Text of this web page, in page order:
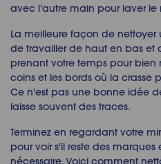
avec l'autre main pour laver le
La meilleure façon de
de travailler de haut en bas et
prenant votre temps pour bien
coins et les bords où la crasse
Ce n'est pas une bonne idée
laisse souvent des traces.
Terminez en regardant votre
pour voir s'il reste des marques
nécessaire. Voici comment